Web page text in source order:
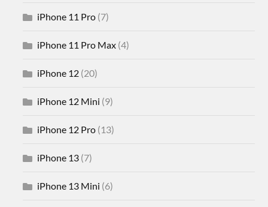
iPhone 11 Pro (7)
iPhone 11 Pro Max (4)
iPhone 12 (20)
iPhone 12 Mini (9)
iPhone 12 Pro (13)
iPhone 13 (7)
iPhone 13 Mini (6)